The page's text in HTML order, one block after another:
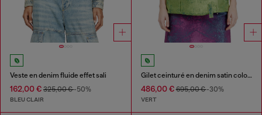
Veste en denim fluide effet sali
162,00 € 325,00 €-50%
BLEU CLAIR
Gilet ceinturé en denim satin coloré
486,00 €695,00 €-30%
VERT